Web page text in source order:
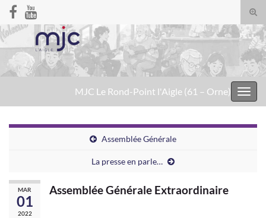
Search for:
MJC Le Rond-Point l'Aigle (61 – Orne)
Assemblée Générale
La presse en parle…
MAR
01
2022
Assemblée Générale Extraordinaire